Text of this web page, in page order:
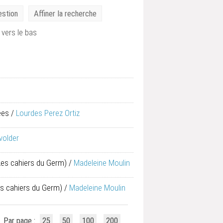
Affiner la recherche
vers le bas
/ Lourdes Perez Ortiz
cahiers du Germ) / Madeleine Moulin
cahiers du Germ) / Madeleine Moulin
Par page : 25 50 100 200